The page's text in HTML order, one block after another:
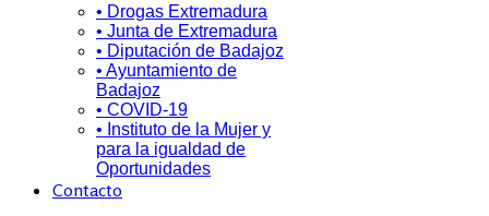
• Drogas Extremadura
• Junta de Extremadura
• Diputación de Badajoz
• Ayuntamiento de
Badajoz
• COVID-19
• Instituto de la Mujer y
para la igualdad de
Oportunidades
Contacto